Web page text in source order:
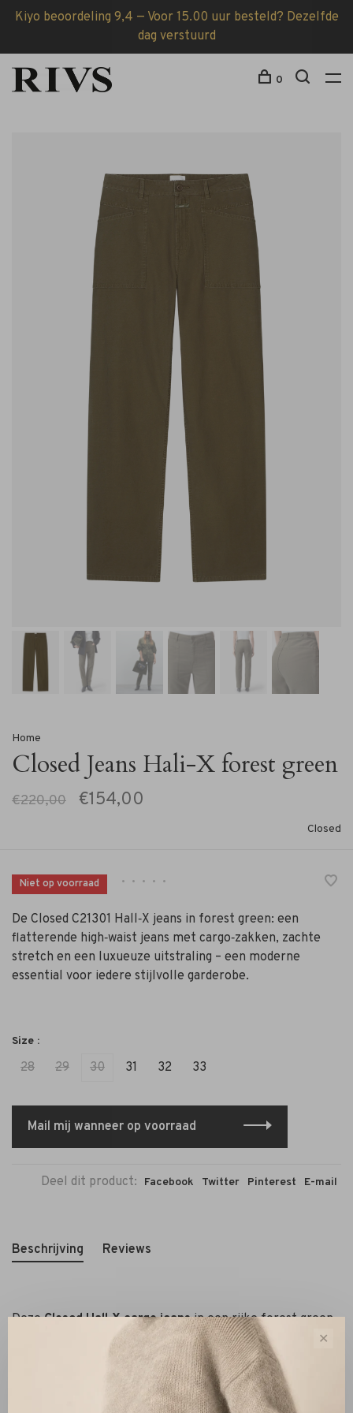
Kiyo beoordeling 9,4 — Voor 15.00 uur besteld? Dezelfde
dag verstuurd
0
Home
Closed Jeans Hali-X forest green
€220,00 €154,00
Closed
Niet op voorraad • • • • •
De Closed C21301 Hall‑X jeans in forest green: een
flatterende high‑waist jeans met cargo‑zakken, zachte
stretch en een luxueuze uitstraling – een moderne
essential voor iedere stijlvolle garderobe.
Size :
28 29 30 31 32 33
Mail mij wanneer op voorraad
Deel dit product: Facebook Twitter Pinterest E-mail
Beschrijving Reviews
DezeClosed Hall‑X cargo jeansin een rijke forest green
tint is een moderne essential. De high‑waist silhouet met
stoere klepzakken en zachte stretch biedt comfort én
vorm. De denim voelt soepel aan en schminkt elegant af
dankzij de aansluitende pasvorm. Perfect te combineren
✕